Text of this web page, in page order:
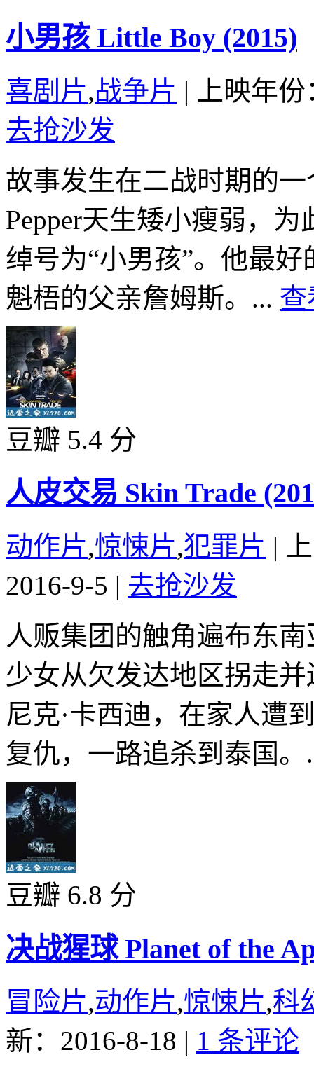
小男孩 Little Boy (2015)
喜剧片,战争片 |
上映年
去抢沙发
故事发生在二战时期的
Pepper天生矮小瘦弱，
绰号为“小男孩”。他最
魁梧的父亲詹姆斯。... 查
豆瓣 5.4 分
人皮交易 Skin Trade
动作片,惊悚片,犯罪片 |
2016-9-5 | 去抢沙发
人贩集团的触角遍布东
少女从欠发达地区拐走
尼克·卡西迪，在家人遭
复仇，一路追杀到泰国
豆瓣 6.8 分
决战猩球 Planet of the
冒险片,动作片,惊悚片,科
新：2016-8-18 | 1 条评论